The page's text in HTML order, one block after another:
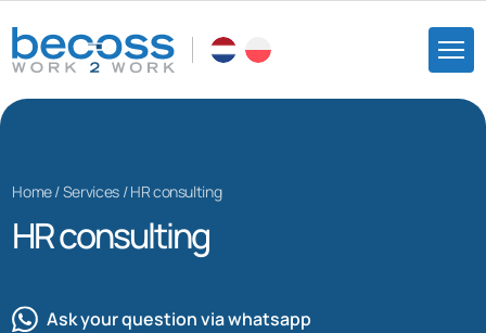
Home/Services/HR consulting
HR consulting
Ask your question via whatsapp